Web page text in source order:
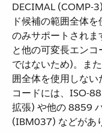
DECIMAL (COMP-
ド候補の範囲全体
のみサポートされ
と他の可変長エン
ではないため)。ま
囲全体を使用しな
コードには、ISO-
拡張) や他の 8859
(IBM037) などがあ